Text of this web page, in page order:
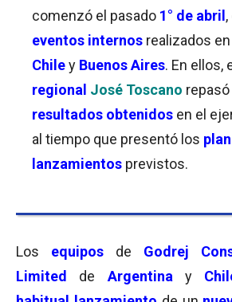
comenzó el pasado 1° de abril
eventos internos realizados en
Chiley Buenos Aires. En ellos,
regional José Toscano
resultados obtenidos en el
al tiempo que presentó los
lanzamientos previstos.
Los equipos de Godrej
Limited
de Argentina y